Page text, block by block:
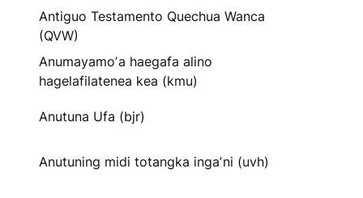
Antiguo Testamento Quechua Wanca
(QVW)
Anumayamoʼa haegafa alino
hagelafilatenea kea (kmu)
Anutuna Ufa (bjr)
Anutuning midi totangka ingaʼni (uvh)